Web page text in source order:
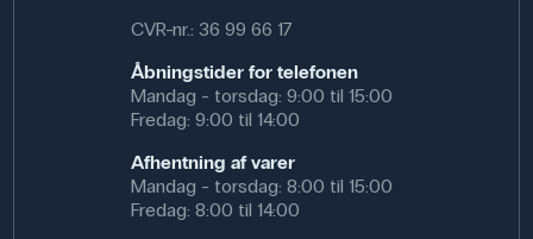
CVR-nr.: 36 99 66 17
Åbningstider for telefonen
Mandag - torsdag: 9:00 til 15:00
Fredag: 9:00 til 14:00
Afhentning af varer
Mandag - torsdag: 8:00 til 15:00
Fredag: 8:00 til 14:00